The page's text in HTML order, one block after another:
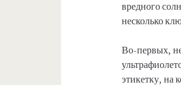
вредного
несколько
Во-первых,
этикетку, на